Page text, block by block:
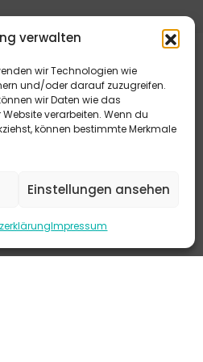
verwalten
wir Technologien wie
und/oder darauf zuzugreifen.
wir Daten wie das
verarbeiten. Wenn du
können bestimmte Merkmale
Einstellungen ansehen
Impressum
FAQ.